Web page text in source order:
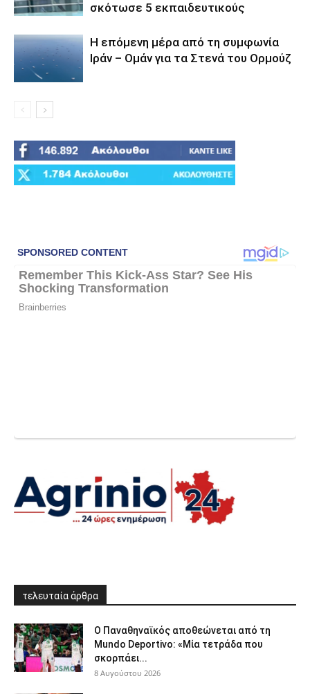
σκότωσε 5 εκπαιδευτικούς
Η επόμενη μέρα από τη συμφωνία
Ιράν – Ομάν για τα Στενά του Ορμούζ
τελευταία άρθρα
Ο Παναθηναϊκός αποθεώνεται από τη
Mundo Deportivo: «Μία τετράδα που
σκορπάει...
8 Αυγούστου 2026